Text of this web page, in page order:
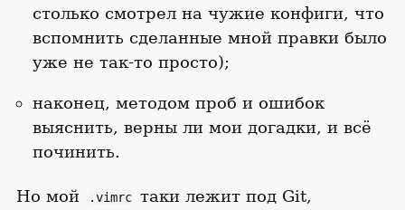
столько смотрел на чужие конфиги, что
вспомнить сделанные мной правки было
уже не так-то просто);
наконец, методом проб и ошибок
выяснить, верны ли мои догадки, и всё
починить.
Но мой .vimrc таки лежит под Git,